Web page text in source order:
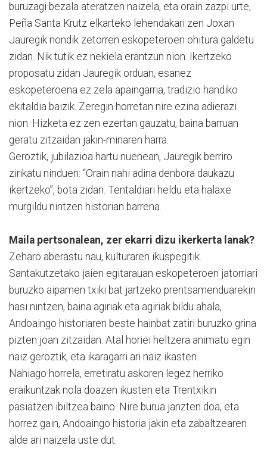
buruzagi bezala ateratzen naizela, eta orain zazpi urte,
Peña Santa Krutz elkarteko lehendakari zen Joxan
Jauregik nondik zetorren eskopeteroen ohitura galdetu
zidan. Nik tutik ez nekiela erantzun nion. Ikertzeko
proposatu zidan Jauregik orduan, esanez
eskopeteroena ez zela apaingarria, tradizio handiko
ekitaldia baizik. Zeregin horretan nire ezina adierazi
nion. Hizketa ez zen ezertan gauzatu, baina barruan
geratu zitzaidan jakin-minaren harra.
Geroztik, jubilazioa hartu nuenean, Jauregik berriro
zirikatu ninduen: “Orain nahi adina denbora daukazu
ikertzeko”, bota zidan. Tentaldiari heldu eta halaxe
murgildu nintzen historian barrena.
Maila pertsonalean, zer ekarri dizu ikerkerta lanak?
Zeharo aberastu nau, kulturaren ikuspegitik.
Santakutzetako jaien egitarauan eskopeteroen jatorriari
buruzko aipamen txiki bat jartzeko prentsamenduarekin
hasi nintzen, baina agiriak eta agiriak bildu ahala,
Andoaingo historiaren beste hainbat zatiri buruzko grina
pizten joan zitzaidan. Atal horiei heltzera animatu egin
naiz geroztik, eta ikaragarri ari naiz ikasten.
Nahiago horrela, erretiratu askoren legez herriko
eraikuntzak nola doazen ikusten eta Trentxikin
pasiatzen ibiltzea baino. Nire burua janzten doa, eta
horrez gain, Andoaingo historia jakin eta zabaltzearen
alde ari naizela uste dut.